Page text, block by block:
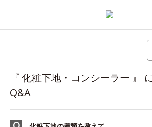
『 化粧下地・コンシーラー 』
Q&A